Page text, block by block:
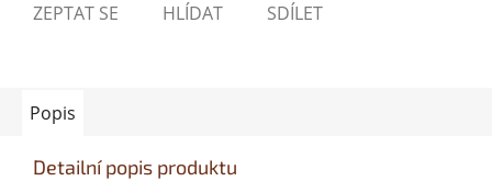
ZEPTAT SE HLÍDAT SDÍLET
Popis
Detailní popis produktu